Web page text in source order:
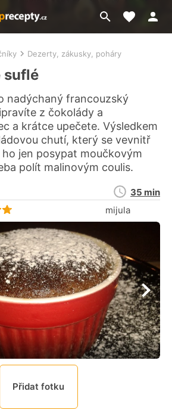
Přejít
na
Moje
Dezerty, zákusky, poháry
suflé
nadýchaný francouzský
z čokolády a
a krátce upečete. Výsledkem
chutí, který se vevnitř
jen posypat moučkovým
polít malinovým coulis.
mijula
Doba
35 min
Přidat fotku